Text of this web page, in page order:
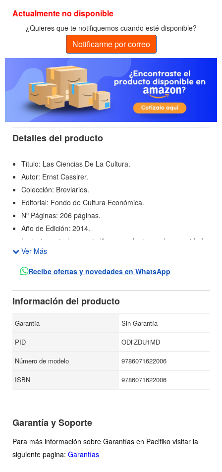
Actualmente no disponible
¿Quieres que te notifiquemos cuando esté disponible?
Notificarme por correo
Detalles del producto
Titulo: Las Ciencias De La Cultura.
Autor: Ernst Cassirer.
Colección: Breviarios.
Editorial: Fondo de Cultura Económica.
Nº Páginas: 206 páginas.
Año de Edición: 2014.
La tesis central que este libro nos plantea es la necesidad
de aprovechar la gran gama cultural que el hombre ha
producido en aras de su felicidad y no de su
La finalidad de la cultura ‒afirma el autor‒ es la realización
de la libertad, de la auténtica autonomía, que representa el
Ver Más
Recibe ofertas y novedades en WhatsApp
Información del producto
Garantía
Sin Garantía
PID
ODliZDU1MD
Número de modelo
9786071622006
ISBN
9786071622006
Garantía y Soporte
Para más información sobre Garantías en Pacifiko visitar la
siguiente pagina: Garantías